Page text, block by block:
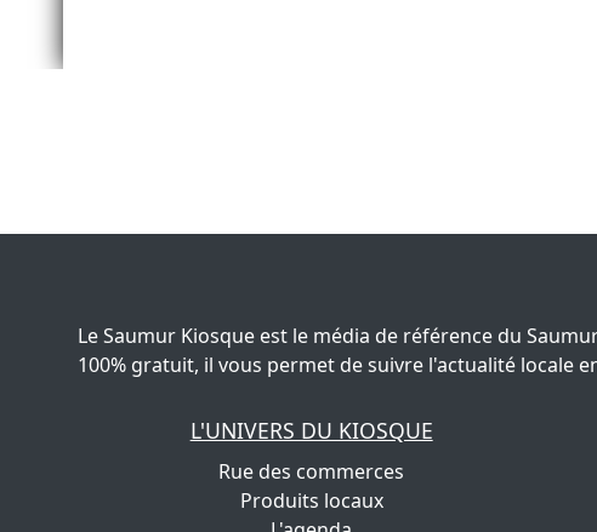
Le Saumur Kiosque est le média de référence du
100% gratuit, il vous permet de suivre l'actualité locale
L'UNIVERS DU KIOSQUE
Rue des commerces
Produits locaux